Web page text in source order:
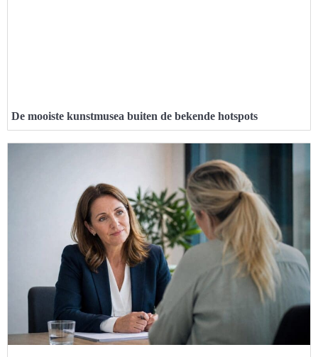
De mooiste kunstmusea buiten de bekende hotspots